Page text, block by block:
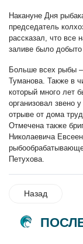
Накануне Дня
председатель
рассказал, что все
заливе было
Больше всех рыбы –
Туманова. Также в
который много лет
организовал звено
отрыве от дома
Отмечена также
Николаевича
Петухова.
Назад